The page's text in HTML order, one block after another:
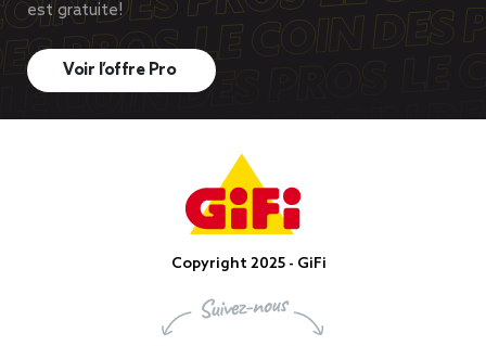
est gratuite!
Voir l’offre Pro
Copyright 2025 - GiFi